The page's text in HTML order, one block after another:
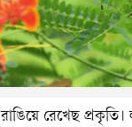
রেখেছ